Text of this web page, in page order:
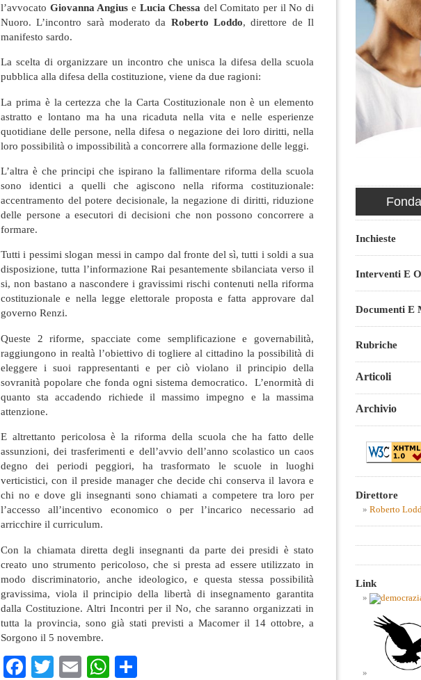
l’avvocato Giovanna Angius e Lucia Chessa del Comitato per il No di
Nuoro. L’incontro sarà moderato da Roberto Loddo, direttore de Il
manifesto sardo.
La scelta di organizzare un incontro che unisca la difesa della scuola
pubblica alla difesa della costituzione, viene da due ragioni:
La prima è la certezza che la Carta Costituzionale non è un elemento
astratto e lontano ma ha una ricaduta nella vita e nelle esperienze
quotidiane delle persone, nella difesa o negazione dei loro diritti, nella
loro possibilità o impossibilità a concorrere alla formazione delle leggi.
L’altra è che principi che ispirano la fallimentare riforma della scuola
sono identici a quelli che agiscono nella riforma costituzionale:
accentramento del potere decisionale, la negazione di diritti, riduzione
delle persone a esecutori di decisioni che non possono concorrere a
formare.
Tutti i pessimi slogan messi in campo dal fronte del sì, tutti i soldi a sua
disposizione, tutta l’informazione Rai pesantemente sbilanciata verso il
si, non bastano a nascondere i gravissimi rischi contenuti nella riforma
costituzionale e nella legge elettorale proposta e fatta approvare dal
governo Renzi.
Queste 2 riforme, spacciate come semplificazione e governabilità,
raggiungono in realtà l’obiettivo di togliere al cittadino la possibilità di
eleggere i suoi rappresentanti e per ciò violano il principio della
sovranità popolare che fonda ogni sistema democratico. L’enormità di
quanto sta accadendo richiede il massimo impegno e la massima
attenzione.
E altrettanto pericolosa è la riforma della scuola che ha fatto delle
assunzioni, dei trasferimenti e dell’avvio dell’anno scolastico un caos
degno dei periodi peggiori, ha trasformato le scuole in luoghi
verticistici, con il preside manager che decide chi conserva il lavora e
chi no e dove gli insegnanti sono chiamati a competere tra loro per
l’accesso all’incentivo economico o per l’incarico necessario ad
arricchire il curriculum.
Con la chiamata diretta degli insegnanti da parte dei presidi è stato
creato uno strumento pericoloso, che si presta ad essere utilizzato in
modo discriminatorio, anche ideologico, e questa stessa possibilità
gravissima, viola il principio della libertà di insegnamento garantita
dalla Costituzione. Altri Incontri per il No, che saranno organizzati in
tutta la provincia, sono già stati previsti a Macomer il 14 ottobre, a
Sorgono il 5 novembre.
Facebook
TwitterEmailWhatsApp
Inchieste
Interventi E
Documenti E
Rubriche
Articoli
Archivio
Direttore
Roberto
Link